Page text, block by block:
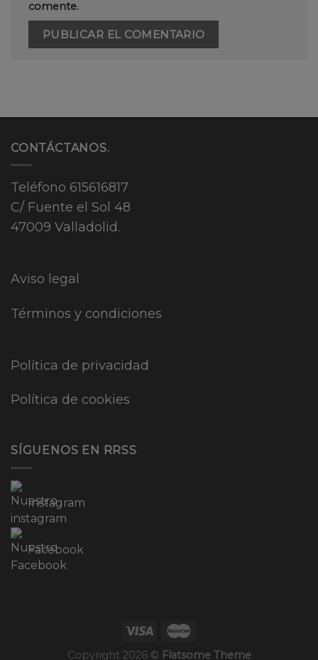
comente.
CONTÁCTANOS.
Teléfono 615616817
C/ Fuente el Sol 48
47009 Valladolid.
Aviso legal
Términos y condiciones
Política de privacidad
Política de cookies
SÍGUENOS EN RRSS
Instagram
Facebook
Copyright 2026 © Flatsome Theme